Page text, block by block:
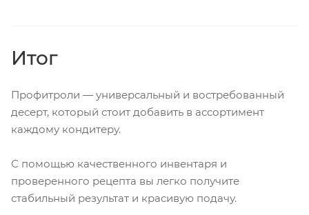
Итог
Профитроли — универсальный и востребованный
десерт, который стоит добавить в ассортимент
каждому кондитеру.
С помощью качественного инвентаря и
проверенного рецепта вы легко получите
стабильный результат и красивую подачу.